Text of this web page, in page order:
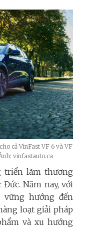
cả VinFast VF 6 và VF
vinfastauto.ca
triển lãm thương
Năm nay, với
hướng đến
loạt giải pháp
và xu hướng